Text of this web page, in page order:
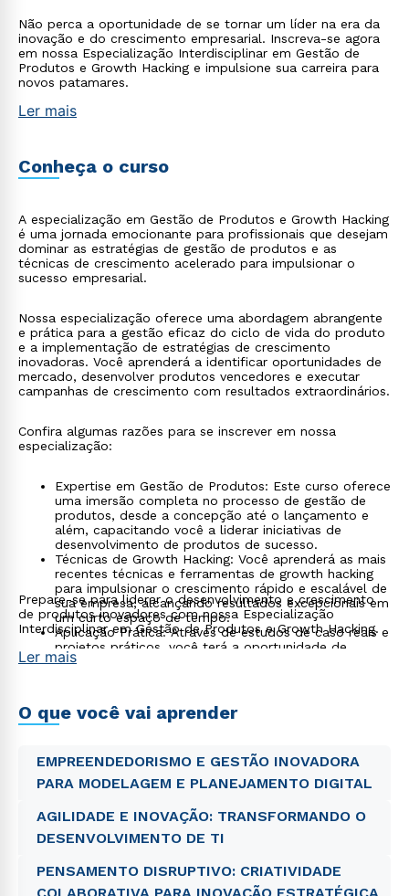
Não perca a oportunidade de se tornar um líder na era da
inovação e do crescimento empresarial. Inscreva-se agora
em nossa Especialização Interdisciplinar em Gestão de
Produtos e Growth Hacking e impulsione sua carreira para
novos patamares.
Ler mais
Conheça o curso
A especialização em Gestão de Produtos e Growth Hacking
é uma jornada emocionante para profissionais que desejam
dominar as estratégias de gestão de produtos e as
técnicas de crescimento acelerado para impulsionar o
sucesso empresarial.
Nossa especialização oferece uma abordagem abrangente
e prática para a gestão eficaz do ciclo de vida do produto
e a implementação de estratégias de crescimento
inovadoras. Você aprenderá a identificar oportunidades de
mercado, desenvolver produtos vencedores e executar
campanhas de crescimento com resultados extraordinários.
Confira algumas razões para se inscrever em nossa
especialização:
Expertise em Gestão de Produtos: Este curso oferece
uma imersão completa no processo de gestão de
produtos, desde a concepção até o lançamento e
além, capacitando você a liderar iniciativas de
desenvolvimento de produtos de sucesso.
Técnicas de Growth Hacking: Você aprenderá as mais
recentes técnicas e ferramentas de growth hacking
para impulsionar o crescimento rápido e escalável de
sua empresa, alcançando resultados excepcionais em
um curto espaço de tempo.
Aplicação Prática: Através de estudos de caso reais e
projetos práticos, você terá a oportunidade de
aplicar suas habilidades em situações do mundo real,
Abordagem Interdisciplinar: Nossa abordagem
combina conhecimentos de gestão e tecnologia para
de produtos e growth hacking.
Prepare-se para liderar o desenvolvimento e crescimento
de produtos inovadores com nossa Especialização
Interdisciplinar em Gestão de Produtos e Growth Hacking.
Ler mais
O que você vai aprender
EMPREENDEDORISMO E GESTÃO INOVADORA
PARA MODELAGEM E PLANEJAMENTO DIGITAL
AGILIDADE E INOVAÇÃO: TRANSFORMANDO O
DESENVOLVIMENTO DE TI
PENSAMENTO DISRUPTIVO: CRIATIVIDADE
Rápido e fácil
WhatsApp